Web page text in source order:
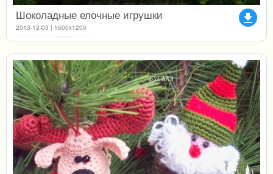
file_download
Шоколадные елочные игрушки
2013-12-03 | 1600x1200